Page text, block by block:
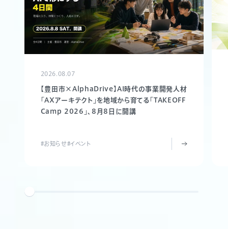
2026.08.07
【豊田市×AlphaDrive】AI時代の事業開発人材
「AXアーキテクト」を地域から育てる「TAKEOFF
Camp 2026」、8月8日に開講
#お知らせ#イベント